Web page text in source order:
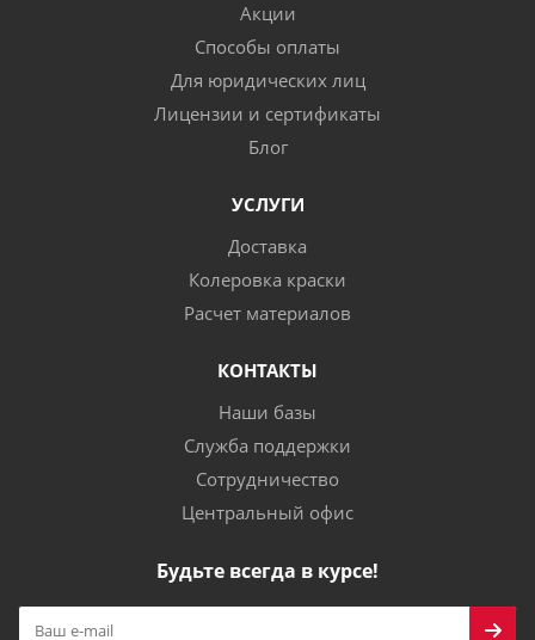
Акции
Способы оплаты
Для юридических лиц
Лицензии и сертификаты
Блог
УСЛУГИ
Доставка
Колеровка краски
Расчет материалов
КОНТАКТЫ
Наши базы
Служба поддержки
Сотрудничество
Центральный офис
Будьте всегда в курсе!